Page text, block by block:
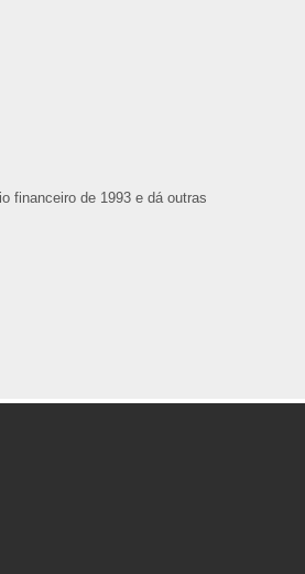
financeiro de 1993 e dá outras